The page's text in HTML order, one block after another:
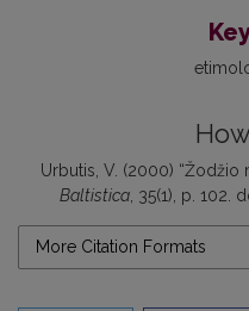
Urbutis, V. (2000) “Žodžio
Baltistica, 35(1), p. 102.
More Citation Formats